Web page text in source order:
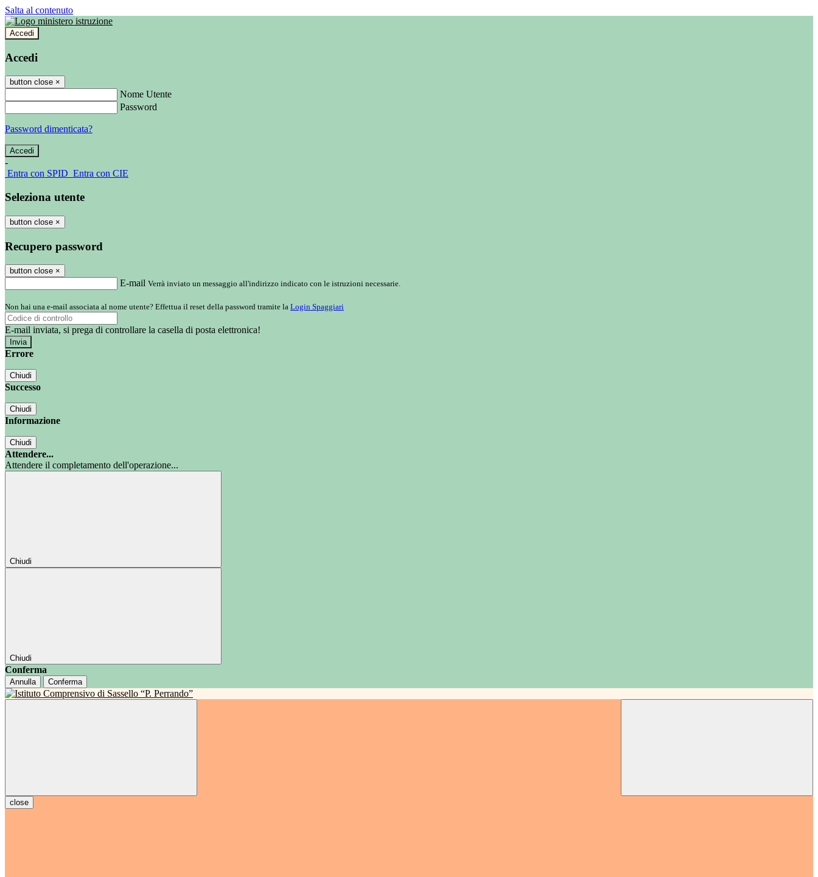
Salta al contenuto
Accedi
Accedi
button close ×
Nome Utente
Password
Password dimenticata?
-
Entra con SPID Entra con CIE
Seleziona utente
button close ×
Recupero password
button close ×
E-mail Verrà inviato un messaggio all'indirizzo indicato con le istruzioni necessarie.
Non hai una e-mail associata al nome utente? Effettua il reset della password tramite la Login Spaggiari
E-mail inviata, si prega di controllare la casella di posta elettronica!
Errore
Chiudi
Successo
Chiudi
Informazione
Chiudi
Attendere...
Attendere il completamento dell'operazione...
Chiudi
Chiudi
Conferma
Annulla Conferma
close